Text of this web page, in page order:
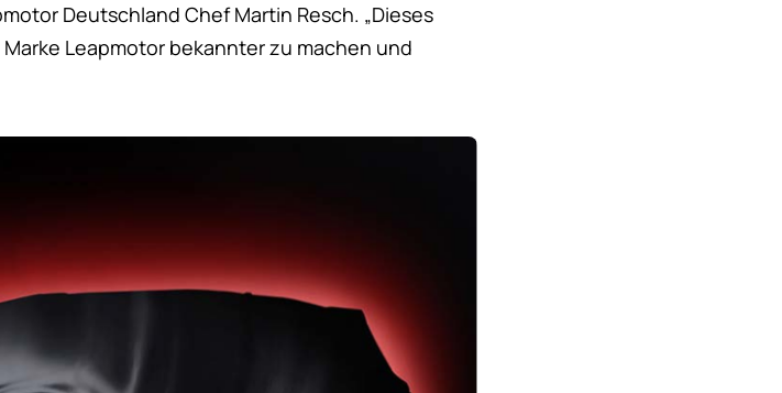
Deutschland Chef Martin Resch. „Dieses
Leapmotor bekannter zu machen und